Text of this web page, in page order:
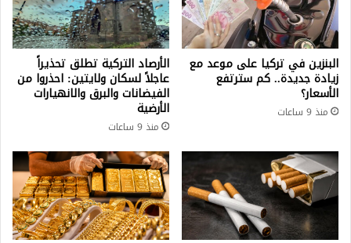
البنزين في تركيا على موعد مع
زيادة جديدة.. كم سترتفع
الأسعار؟
منذ 9 ساعات
الأرصاد التركية تطلق تحذيراً
عاجلاً لسكان ولايتين: احذروا من
الفيضانات والبرق والانهيارات
الأرضية
منذ 9 ساعات